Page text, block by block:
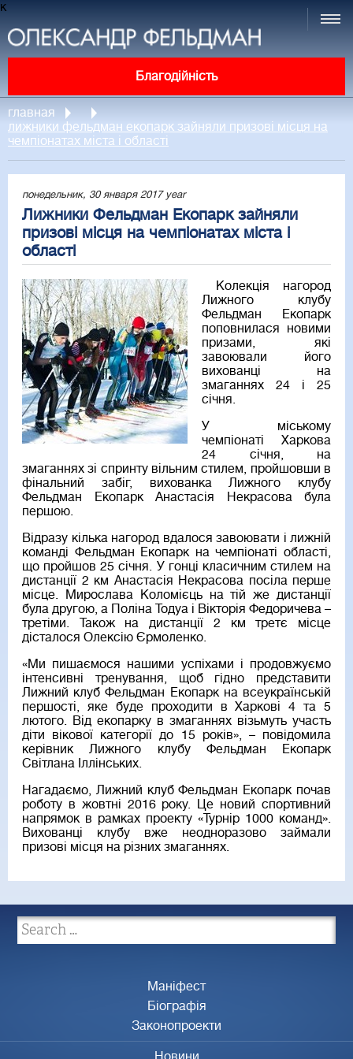
к
Благодійність
главная
лижники фельдман екопарк зайняли призові місця на
чемпіонатах міста і області
понедельник, 30 января 2017 year
Лижники Фельдман Екопарк зайняли
призові місця на чемпіонатах міста і
області
Колекція нагород
Лижного клубу
Фельдман Екопарк
поповнилася новими
призами, які
завоювали його
вихованці на
змаганнях 24 і 25
січня.
У міському
чемпіонаті Харкова
24 січня, на
змаганнях зі спринту вільним стилем, пройшовши в
фінальний забіг, вихованка Лижного клубу
Фельдман Екопарк Анастасія Некрасова була
першою.
Відразу кілька нагород вдалося завоювати і лижній
команді Фельдман Екопарк на чемпіонаті області,
що пройшов 25 січня. У гонці класичним стилем на
дистанції 2 км Анастасія Некрасова посіла перше
місце. Мирослава Коломієць на тій же дистанції
була другою, а Поліна Тодуа і Вікторія Федоричева –
третіми. Також на дистанції 2 км третє місце
дісталося Олексію Єрмоленко.
«Ми пишаємося нашими успіхами і продовжуємо
інтенсивні тренування, щоб гідно представити
Лижний клуб Фельдман Екопарк на всеукраїнській
першості, яке буде проходити в Харкові 4 та 5
лютого. Від екопарку в змаганнях візьмуть участь
діти вікової категорії до 15 років», – повідомила
керівник Лижного клубу Фельдман Екопарк
Світлана Іллінських.
Нагадаємо, Лижний клуб Фельдман Екопарк почав
роботу в жовтні 2016 року. Це новий спортивний
напрямок в рамках проекту «Турнір 1000 команд».
Вихованці клубу вже неодноразово займали
призові місця на різних змаганнях.
Маніфест
Біографія
Законопроекти